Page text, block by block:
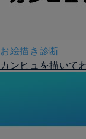
お絵描き診断
カンヒュを描いて